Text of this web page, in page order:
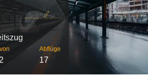
Abflüge
17